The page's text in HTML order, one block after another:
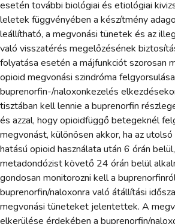
esetén további biológiai és etiológiai
leletek függvényében a készítmény
leállítható, a megvonási tünetek és az
való visszatérés megelőzésének
folyatása esetén a májfunkciót szorosan
opioid megvonási szindróma
buprenorfin-/naloxonkezelés
tisztában kell lennie a buprenorfin
és azzal, hogy opioidfüggő betegeknél
megvonást, különösen akkor, ha az
hatású opioid használata után 6 órán
metadondózist követő 24 órán belül
gondosan monitorozni kell a
buprenorfin/naloxonra való átállítási
megvonási tüneteket jelentettek. A
elkerülése érdekében a buprenorfin/